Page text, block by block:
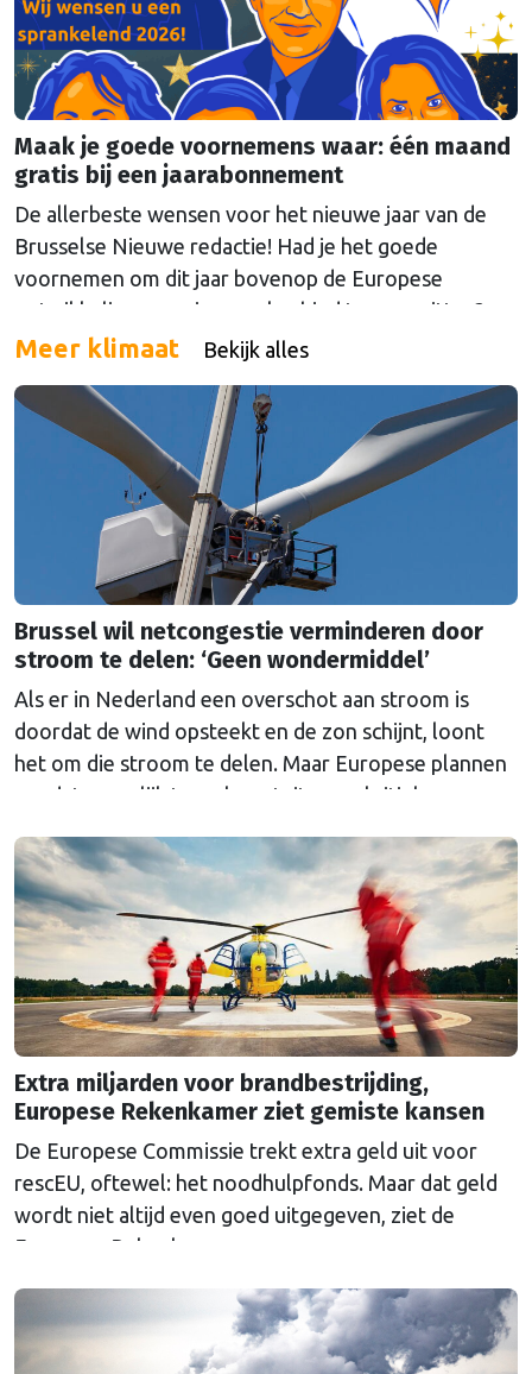
versterken. Met het budget kunnen naar verwachting
…Continued
Maak je goede voornemens waar: één maand
gratis bij een jaarabonnement
De allerbeste wensen voor het nieuwe jaar van de
Brusselse Nieuwe redactie! Had je het goede
voornemen om dit jaar bovenop de Europese
ontwikkelingen op jouw vakgebied te gaan zitten?
Neem nu een abonnement, betalen kan maandelijks
jaarabonnement met een mooie korting! Dus ga nu
naar onze …Continued
Meer klimaat Bekijk alles
Brussel wil netcongestie verminderen door
stroom te delen: ‘Geen wondermiddel’
Als er in Nederland een overschot aan stroom is
doordat de wind opsteekt en de zon schijnt, loont
het om die stroom te delen. Maar Europese plannen
om dat mogelijk te maken stuiten op kritiek.
Extra miljarden voor brandbestrijding,
Europese Rekenkamer ziet gemiste kansen
De Europese Commissie trekt extra geld uit voor
rescEU, oftewel: het noodhulpfonds. Maar dat geld
wordt niet altijd even goed uitgegeven, ziet de
Europese Rekenkamer.